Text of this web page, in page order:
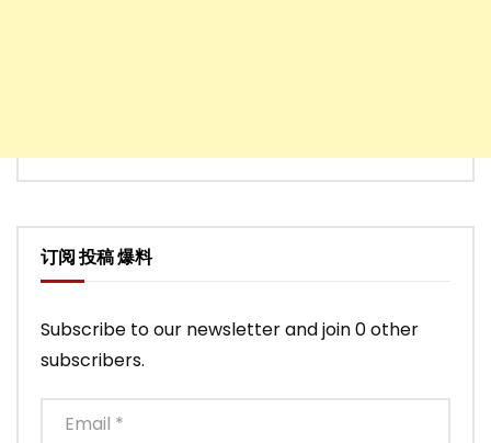
订阅 投稿 爆料
Subscribe to our newsletter and join 0 other
subscribers.